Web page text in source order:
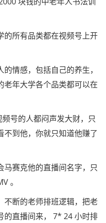
所有品类都在视频号上开
情感，包括自己的养生，
老年大学各个品类都可以在
号的人都闷声发大财，只
到他，你就只知道他赚了
赛克他的直播间名字，只
。
断的老师排班逻辑，把老
的直播间来， 7* 24 小时排